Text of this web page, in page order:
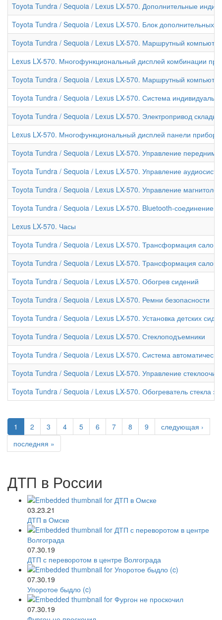
Toyota Tundra / Sequoia / Lexus LX-570. Дополнительные
Toyota Tundra / Sequoia / Lexus LX-570. Блок дополнительных
Toyota Tundra / Sequoia / Lexus LX-570. Маршрутный компьютер
Lexus LX-570. Многофункциональный дисплей комбинации
Toyota Tundra / Sequoia / Lexus LX-570. Маршрутный компьютер
Toyota Tundra / Sequoia / Lexus LX-570. Система
Toyota Tundra / Sequoia / Lexus LX-570. Электропривод
Lexus LX-570. Многофункциональный дисплей панели
Toyota Tundra / Sequoia / Lexus LX-570. Управление передним
Toyota Tundra / Sequoia / Lexus LX-570. Управление
Toyota Tundra / Sequoia / Lexus LX-570. Управление
Toyota Tundra / Sequoia / Lexus LX-570. Bluetooth-соединение
Lexus LX-570. Часы
Toyota Tundra / Sequoia / Lexus LX-570. Трансформация салона
Toyota Tundra / Sequoia / Lexus LX-570. Трансформация салона
Toyota Tundra / Sequoia / Lexus LX-570. Обогрев сидений
Toyota Tundra / Sequoia / Lexus LX-570. Ремни безопасности
Toyota Tundra / Sequoia / Lexus LX-570. Установка детских
Toyota Tundra / Sequoia / Lexus LX-570. Стеклоподъемники
Toyota Tundra / Sequoia / Lexus LX-570. Система
Toyota Tundra / Sequoia / Lexus LX-570. Управление
Toyota Tundra / Sequoia / Lexus LX-570. Обогреватель стекла
1 2 3 4 5 6 7 8 9
следующая ›
последняя »
ДТП в России
03.23.21
ДТП в Омске
07.30.19
ДТП с переворотом в центре Волгограда
07.30.19
Упоротое быдло (c)
07.30.19